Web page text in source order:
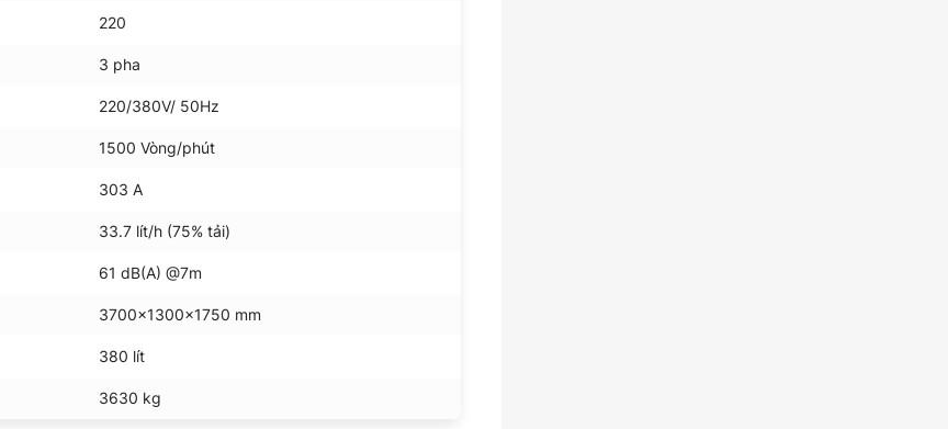
220
3 pha
220/380V/ 50Hz
1500 Vòng/phút
303 A
33.7 lít/h (75% tải)
61 dB(A) @7m
3700x1300x1750 mm
380 lít
3630 kg